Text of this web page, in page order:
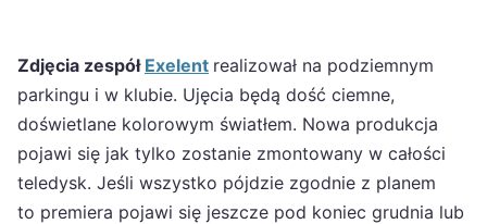
Zdjęcia zespół Exelent realizował na podziemnym
parkingu i w klubie. Ujęcia będą dość ciemne,
doświetlane kolorowym światłem. Nowa produkcja
pojawi się jak tylko zostanie zmontowany w całości
teledysk. Jeśli wszystko pójdzie zgodnie z planem
to premiera pojawi się jeszcze pod koniec grudnia lub